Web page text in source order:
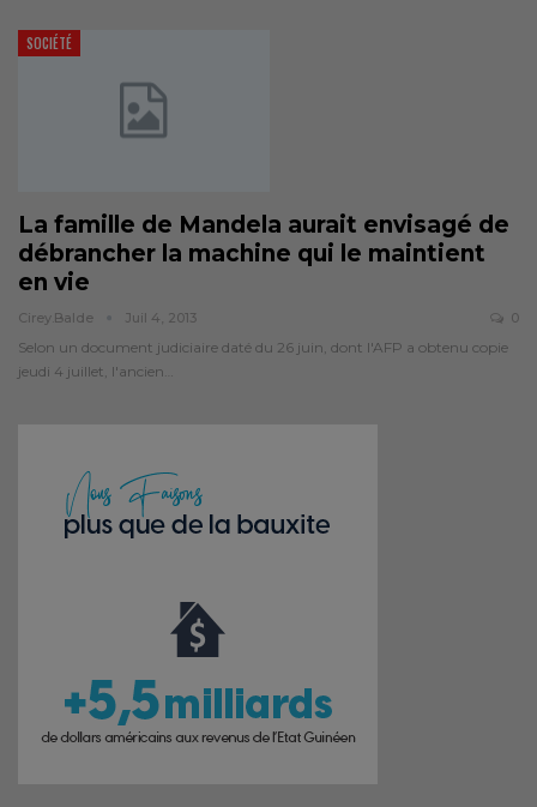
SOCIÉTÉ
La famille de Mandela aurait envisagé de
débrancher la machine qui le maintient
en vie
Cirey.balde Juil 4, 2013 0
Selon un document judiciaire daté du 26 juin, dont l'AFP a obtenu copie
jeudi 4 juillet, l'ancien…